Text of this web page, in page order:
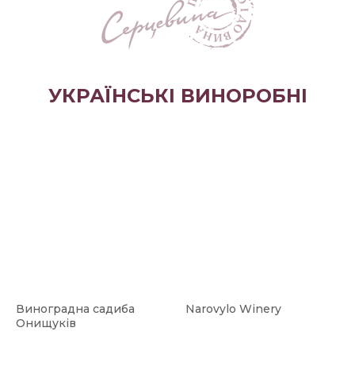
УКРАЇНСЬКІ ВИНОРОБНІ
Виноградна садиба
Онищуків
Narovylo Winery